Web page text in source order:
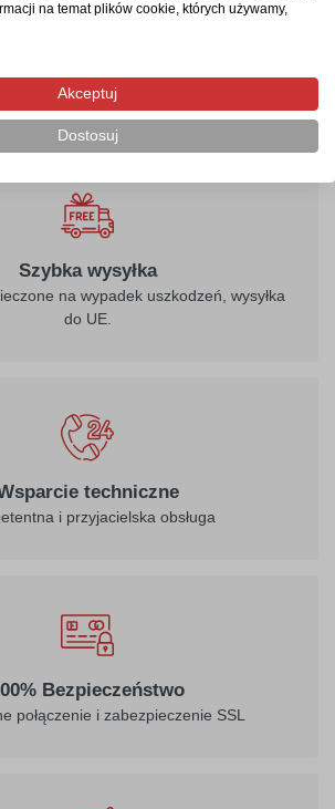
na wskazany adres, a jej
Szybka wysyłka
na wypadek uszkodzeń, wysyłka
do UE.
techniczne
i przyjacielska obsługa
Bezpieczeństwo
połączenie i zabezpieczenie SSL
na temat plików cookie, których używamy,
Akceptuj
Dostosuj